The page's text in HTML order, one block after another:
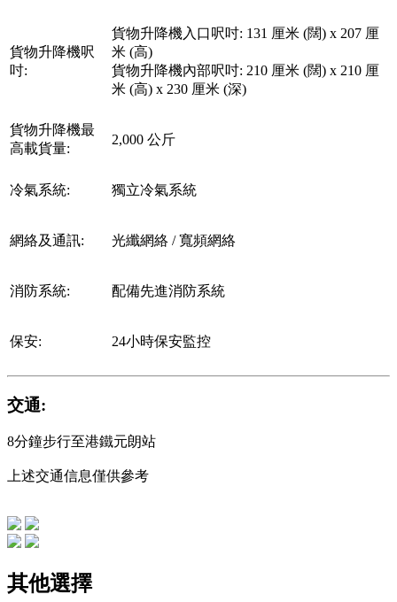
貨物升降機呎
吋:
貨物升降機入口呎吋: 131 厘米 (闊) x 207 厘
米 (高)
貨物升降機內部呎吋: 210 厘米 (闊) x 210 厘
米 (高) x 230 厘米 (深)
貨物升降機最
高載貨量:
2,000 公斤
冷氣系統: 獨立冷氣系統
網絡及通訊: 光纖網絡 / 寬頻網絡
消防系統: 配備先進消防系統
保安: 24小時保安監控
交通:
8分鐘步行至港鐵元朗站
上述交通信息僅供參考
其他選擇